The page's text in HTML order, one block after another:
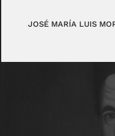
JOSÉ MARÍA LUIS